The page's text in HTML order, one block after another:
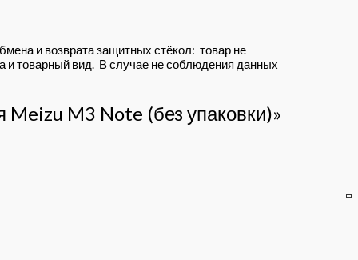
и возврата защитных стёкол: товар не
и товарный вид. В случае не соблюдения данных
Meizu M3 Note (без упаковки)»